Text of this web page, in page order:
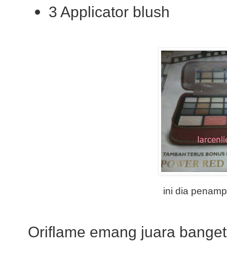
3 Applicator blush
ini dia
Oriflame emang juara